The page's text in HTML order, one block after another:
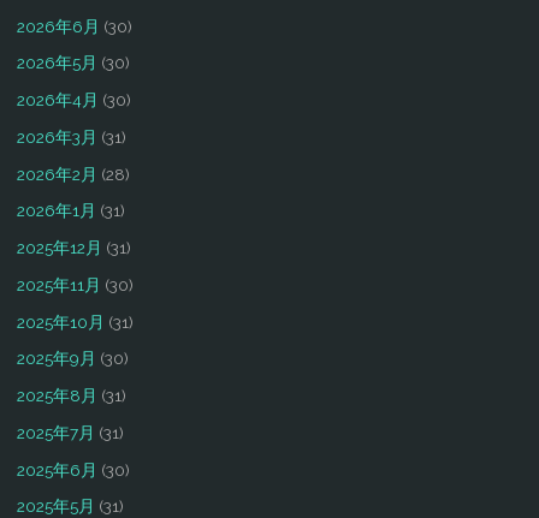
2026年6月 (30)
2026年5月 (30)
2026年4月 (30)
2026年3月 (31)
2026年2月 (28)
2026年1月 (31)
2025年12月 (31)
2025年11月 (30)
2025年10月 (31)
2025年9月 (30)
2025年8月 (31)
2025年7月 (31)
2025年6月 (30)
2025年5月 (31)